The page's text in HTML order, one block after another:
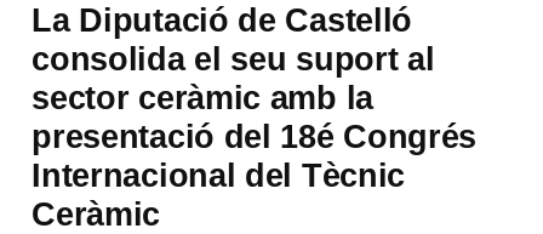
La Diputació de Castelló
consolida el seu suport al
sector ceràmic amb la
presentació del 18é Congrés
Internacional del Tècnic
Ceràmic